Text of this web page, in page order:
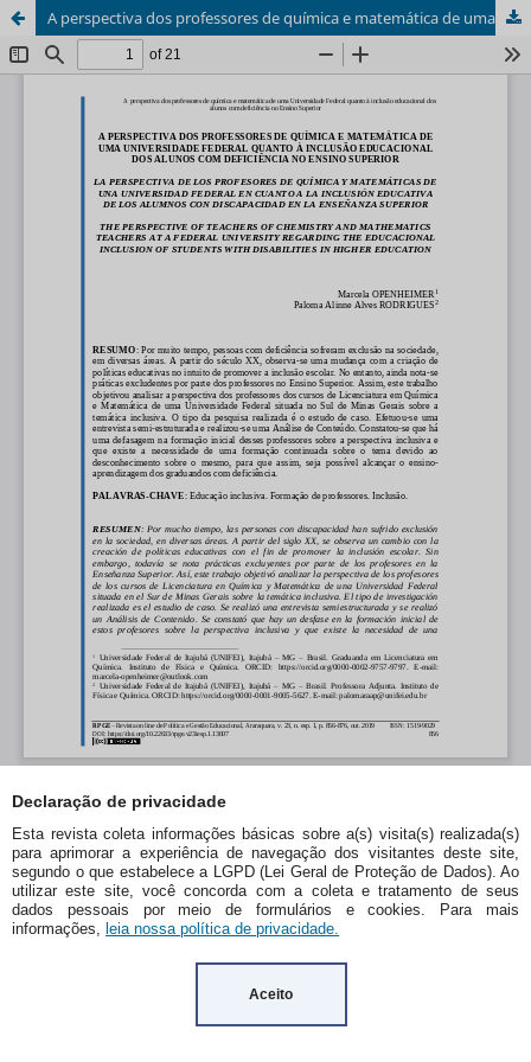
Declaração de privacidade
Esta revista coleta informações básicas sobre a(s) visita(s) realizada(s)
para aprimorar a experiência de navegação dos visitantes deste site,
segundo o que estabelece a LGPD (Lei Geral de Proteção de Dados). Ao
utilizar este site, você concorda com a coleta e tratamento de seus
dados pessoais por meio de formulários e cookies. Para mais
informações, leia nossa política de privacidade.
Aceito
A perspectiva dos professores de química e matemática de uma universidade federal quanto à inclusão educacional dos alunos com deficiência no ensino superior